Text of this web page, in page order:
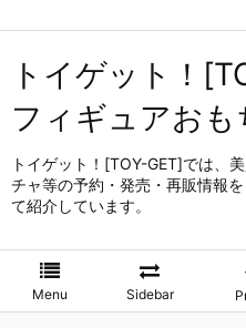
トイゲット！
フィギュアお
トイゲット！[TOY-GET]では、
チャ等の予約・発売・再販情報
て紹介しています。
Menu Sidebar